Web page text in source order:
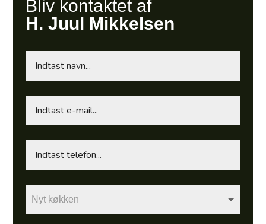
Bliv kontaktet af
H. Juul Mikkelsen